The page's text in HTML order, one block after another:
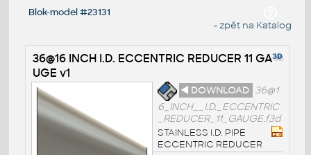
Blok-model #23131
« zpět na Katalog
36@16 INCH I.D. ECCENTRIC REDUCER 11 GA
UGE v1
◄ DOWNLOAD 36@1
6_INCH__I.D._ECCENTRIC
_REDUCER_11_GAUGE.f3d
STAINLESS I.D. PIPE
ECCENTRIC REDUCER